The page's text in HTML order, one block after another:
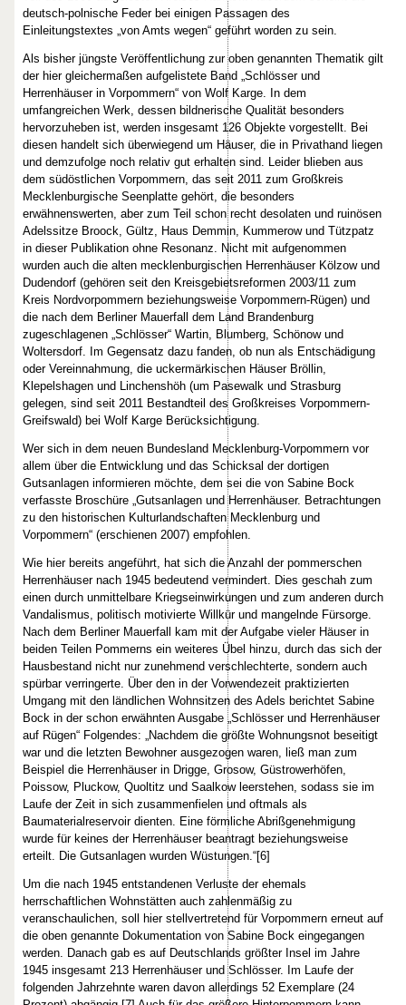
deutsch-polnische Feder bei einigen Passagen des
Einleitungstextes „von Amts wegen“ geführt worden zu sein.
Als bisher jüngste Veröffentlichung zur oben genannten Thematik gilt
der hier gleichermaßen aufgelistete Band „Schlösser und
Herrenhäuser in Vorpommern“ von Wolf Karge. In dem
umfangreichen Werk, dessen bildnerische Qualität besonders
hervorzuheben ist, werden insgesamt 126 Objekte vorgestellt. Bei
diesen handelt sich überwiegend um Häuser, die in Privathand liegen
und demzufolge noch relativ gut erhalten sind. Leider blieben aus
dem südöstlichen Vorpommern, das seit 2011 zum Großkreis
Mecklenburgische Seenplatte gehört, die besonders
erwähnenswerten, aber zum Teil schon recht desolaten und ruinösen
Adelssitze Broock, Gültz, Haus Demmin, Kummerow und Tützpatz
in dieser Publikation ohne Resonanz. Nicht mit aufgenommen
wurden auch die alten mecklenburgischen Herrenhäuser Kölzow und
Dudendorf (gehören seit den Kreisgebietsreformen 2003/11 zum
Kreis Nordvorpommern beziehungsweise Vorpommern-Rügen) und
die nach dem Berliner Mauerfall dem Land Brandenburg
zugeschlagenen „Schlösser“ Wartin, Blumberg, Schönow und
Woltersdorf. Im Gegensatz dazu fanden, ob nun als Entschädigung
oder Vereinnahmung, die uckermärkischen Häuser Bröllin,
Klepelshagen und Linchenshöh (um Pasewalk und Strasburg
gelegen, sind seit 2011 Bestandteil des Großkreises Vorpommern-
Greifswald) bei Wolf Karge Berücksichtigung.
Wer sich in dem neuen Bundesland Mecklenburg-Vorpommern vor
allem über die Entwicklung und das Schicksal der dortigen
Gutsanlagen informieren möchte, dem sei die von Sabine Bock
verfasste Broschüre „Gutsanlagen und Herrenhäuser. Betrachtungen
zu den historischen Kulturlandschaften Mecklenburg und
Vorpommern“ (erschienen 2007) empfohlen.
Wie hier bereits angeführt, hat sich die Anzahl der pommerschen
Herrenhäuser nach 1945 bedeutend vermindert. Dies geschah zum
einen durch unmittelbare Kriegseinwirkungen und zum anderen durch
Vandalismus, politisch motivierte Willkür und mangelnde Fürsorge.
Nach dem Berliner Mauerfall kam mit der Aufgabe vieler Häuser in
beiden Teilen Pommerns ein weiteres Übel hinzu, durch das sich der
Hausbestand nicht nur zunehmend verschlechterte, sondern auch
spürbar verringerte. Über den in der Vorwendezeit praktizierten
Umgang mit den ländlichen Wohnsitzen des Adels berichtet Sabine
Bock in der schon erwähnten Ausgabe „Schlösser und Herrenhäuser
auf Rügen“ Folgendes: „Nachdem die größte Wohnungsnot beseitigt
war und die letzten Bewohner ausgezogen waren, ließ man zum
Beispiel die Herrenhäuser in Drigge, Grosow, Güstrowerhöfen,
Poissow, Pluckow, Quoltitz und Saalkow leerstehen, sodass sie im
Laufe der Zeit in sich zusammenfielen und oftmals als
Baumaterialreservoir dienten. Eine förmliche Abrißgenehmigung
wurde für keines der Herrenhäuser beantragt beziehungsweise
erteilt. Die Gutsanlagen wurden Wüstungen.“[6]
Um die nach 1945 entstandenen Verluste der ehemals
herrschaftlichen Wohnstätten auch zahlenmäßig zu
veranschaulichen, soll hier stellvertretend für Vorpommern erneut auf
die oben genannte Dokumentation von Sabine Bock eingegangen
werden. Danach gab es auf Deutschlands größter Insel im Jahre
1945 insgesamt 213 Herrenhäuser und Schlösser. Im Laufe der
folgenden Jahrzehnte waren davon allerdings 52 Exemplare (24